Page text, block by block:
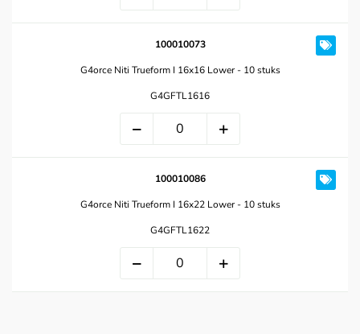
100010073
G4orce Niti Trueform I 16x16 Lower - 10 stuks
G4GFTL1616
100010086
G4orce Niti Trueform I 16x22 Lower - 10 stuks
G4GFTL1622